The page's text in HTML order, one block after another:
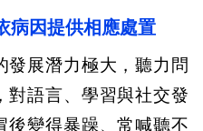
因提供相應處置
發展潛力極大，聽力問
對語言、學習與社交發
後變得暴躁、常喊聽不